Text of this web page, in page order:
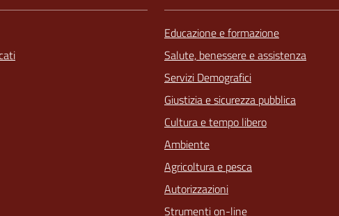
Educazione e formazione
Salute, benessere e assistenza
Servizi Demografici
Giustizia e sicurezza pubblica
Cultura e tempo libero
Ambiente
Agricoltura e pesca
Autorizzazioni
Strumenti on-line